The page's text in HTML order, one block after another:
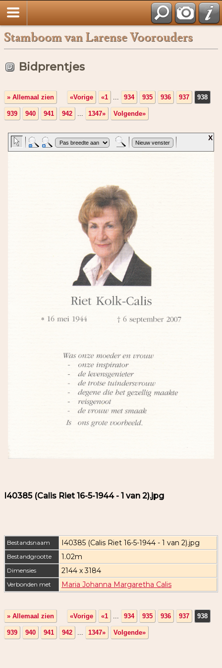
Stamboom van Larense Voorouders
Bidprentjes
» Allemaal zien «Vorige «1 ... 934 935 936 937 938
939 940 941 942 ... 1347» Volgende»
I40385 (Calis Riet 16-5-1944 - 1 van 2).jpg
Bestandsnaam I40385 (Calis Riet 16-5-1944 - 1 van 2).jpg
Bestandgrootte 1.02m
Dimensies 2144 x 3184
Verbonden met Maria Johanna Margaretha Calis
» Allemaal zien «Vorige «1 934 935 936 937 938
939 940 941 942 1347» Volgende»